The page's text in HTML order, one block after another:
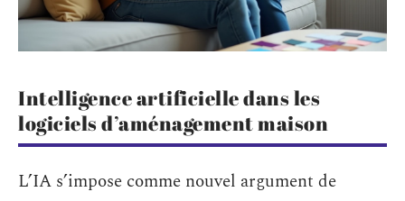
Intelligence artificielle dans les
logiciels d’aménagement maison
L’IA s’impose comme nouvel argument de